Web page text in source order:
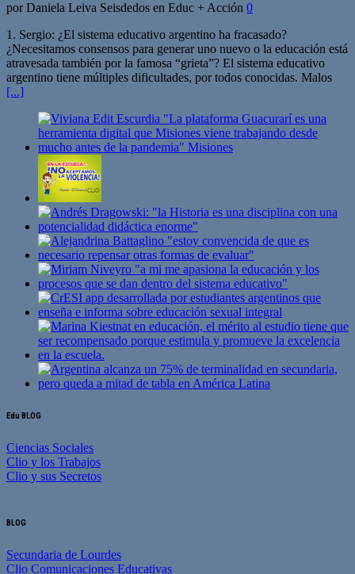
por Daniela Leiva Seisdedos en Educ + Acción 0
1. Sergio: ¿El sistema educativo argentino ha fracasado?
¿Necesitamos consensos para generar uno nuevo o la educación está
atravesada también por la famosa “grieta”? El sistema educativo
argentino tiene múltiples dificultades, por todos conocidas. Malos
[...]
Edu BLOG
Ciencias Sociales
Clio y los Trabajos
Clio y sus Secretos
BLOG
Secundaria de Lourdes
Clio Comunicaciones Educativas